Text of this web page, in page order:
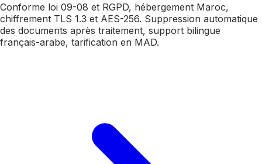
Conforme loi 09-08 et RGPD, hébergement Maroc,
chiffrement TLS 1.3 et AES-256. Suppression automatique
des documents après traitement, support bilingue
français-arabe, tarification en MAD.